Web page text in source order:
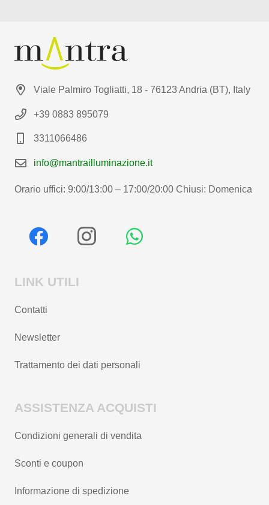
Viale Palmiro Togliatti, 18 - 76123 Andria (BT), Italy
+39 0883 895079
3311066486
info@mantrailluminazione.it
Orario uffici: 9:00/13:00 – 17:00/20:00 Chiusi: Domenica
LINK UTILI
Contatti
Newsletter
Trattamento dei dati personali
ASSISTENZA ACQUISTI
Condizioni generali di vendita
Sconti e coupon
Informazione di spedizione